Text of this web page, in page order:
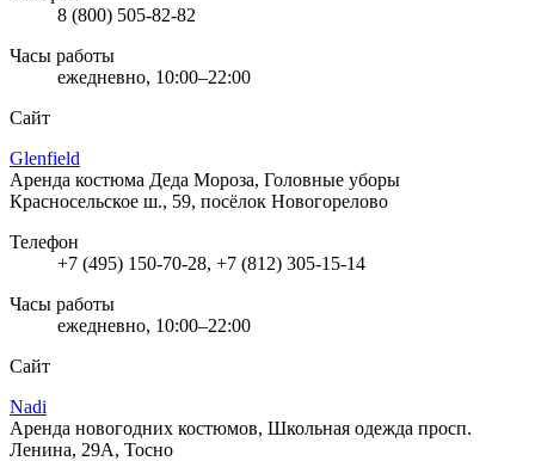
8 (800) 505-82-82
Часы работы
ежедневно, 10:00–22:00
Сайт
Glenfield
Аренда костюма Деда Мороза, Головные уборы
Красносельское ш., 59, посёлок Новогорелово
Телефон
+7 (495) 150-70-28, +7 (812) 305-15-14
Часы работы
ежедневно, 10:00–22:00
Сайт
Nadi
Аренда новогодних костюмов, Школьная одежда просп.
Ленина, 29А, Тосно